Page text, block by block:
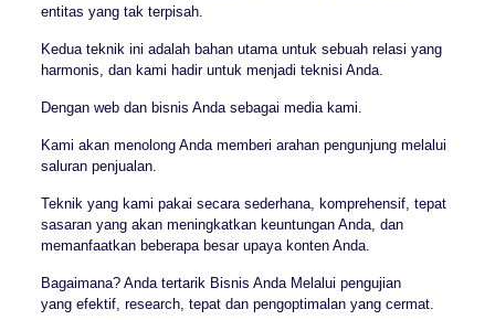
entitas yang tak terpisah.
Kedua teknik ini adalah bahan utama untuk sebuah relasi yang
harmonis, dan kami hadir untuk menjadi teknisi Anda.
Dengan web dan bisnis Anda sebagai media kami.
Kami akan menolong Anda memberi arahan pengunjung melalui
saluran penjualan.
Teknik yang kami pakai secara sederhana, komprehensif, tepat
sasaran yang akan meningkatkan keuntungan Anda, dan
memanfaatkan beberapa besar upaya konten Anda.
Bagaimana? Anda tertarik Bisnis Anda Melalui pengujian
yang efektif, research, tepat dan pengoptimalan yang cermat.